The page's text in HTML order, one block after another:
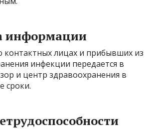
информации
лицах и прибывших из
инфекции передается в
и центр здравоохранения в
сроки.